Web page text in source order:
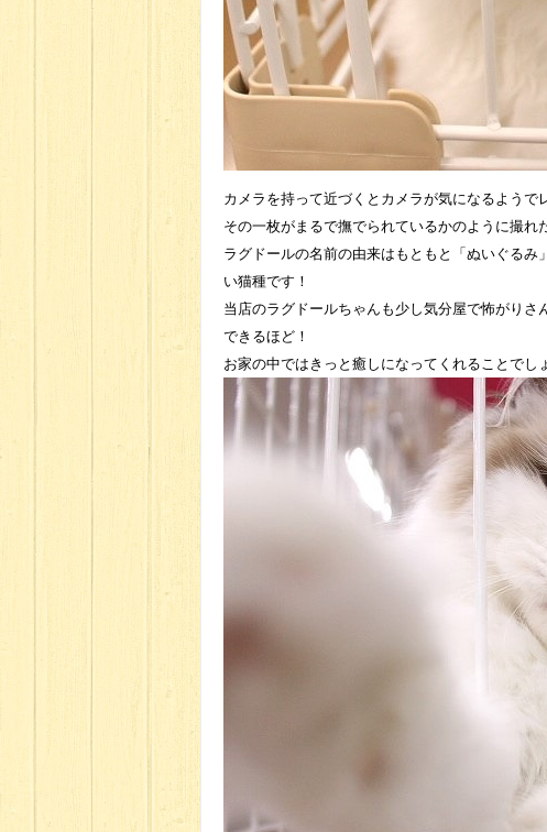
カメラを持って近づくとカメラが気になるようで
その一枚がまるで撫でられているかのように撮れ
ラグドールの名前の由来はもともと「ぬいぐる
い猫種です！
当店のラグドールちゃんも少し気分屋で怖がり
できるほど！
お家の中ではきっと癒しになってくれることでし